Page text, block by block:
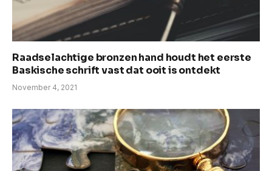
Raadselachtige bronzen hand houdt het eerste
Baskische schrift vast dat ooit is ontdekt
November 4, 2021